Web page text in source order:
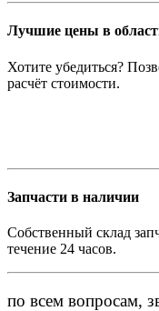
Лучшие цены в
Хотите убедиться?
расчёт стоимости.
Запчасти в наличии
Собственный склад
течение 24 часов.
по всем вопросам,